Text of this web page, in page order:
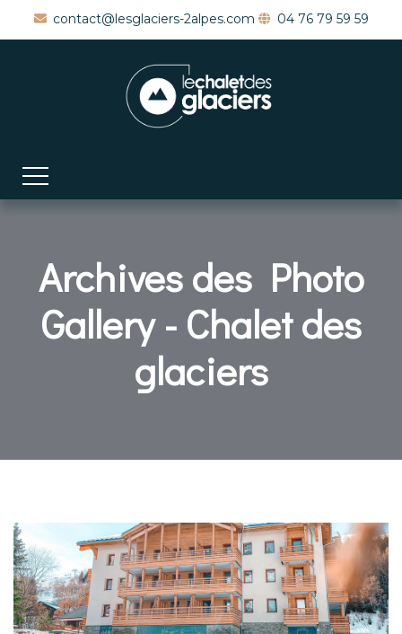
contact@lesglaciers-2alpes.com 04 76 79 59 59
Archives des Photo
Gallery - Chalet des
glaciers